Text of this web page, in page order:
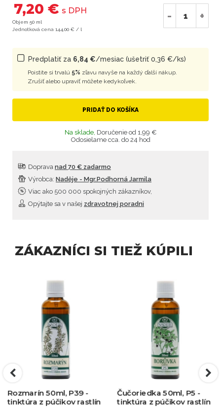
7,20 € s DPH
Objem 50 ml
Jednotková cena 144,00 € / l
- +
Predplatiť za 6,84 €/mesiac (ušetriť 0,36 €/ks)
Poistite si trvalú 5% zľavu navyše na každý ďalší nákup.
Zrušiť alebo upraviť môžete kedykoľvek.
PRIDAŤ DO KOŠÍKA
Na sklade, Doručenie od 1,99 €
Odosielame cca. do 24 hod
Doprava nad 70 € zadarmo
Viac ako 500 000 spokojných zákazníkov,
Výrobca: Naděje - Mgr.Podhorná Jarmila
Opýtajte sa v našej zdravotnej poradni
ZÁKAZNÍCI SI TIEŽ KÚPILI
Rozmarín 50ml, P39 -
tinktúra z púčikov rastlín
Čučoriedka 50ml, P5 -
tinktúra z púčikov rastlín